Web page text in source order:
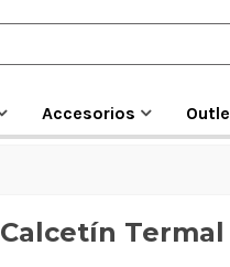
Accesorios
Calcetín Termal